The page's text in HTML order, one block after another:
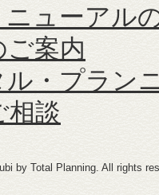
ューアル
案内
・プラン
相談
by Total Planning. All rights